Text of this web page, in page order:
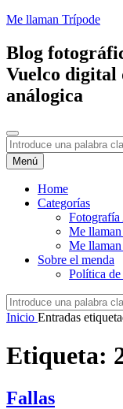
Saltar
contenido
Me llaman Trípode
Blog
Vuelco digital
análogica
Buscar
Buscar:
Menú
Home
Categorías
Fotografía
Me
Me
Sobre el menda
Política
Buscar:
Inicio Entradas
Etiqueta:
Fallas